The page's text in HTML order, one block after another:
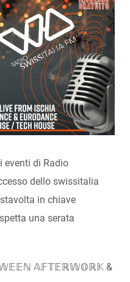
eventi di Radio
dello swissitalia
in chiave
una serata
𝔸𝔽𝕋𝔼ℝ𝕎𝕆ℝ𝕂 &